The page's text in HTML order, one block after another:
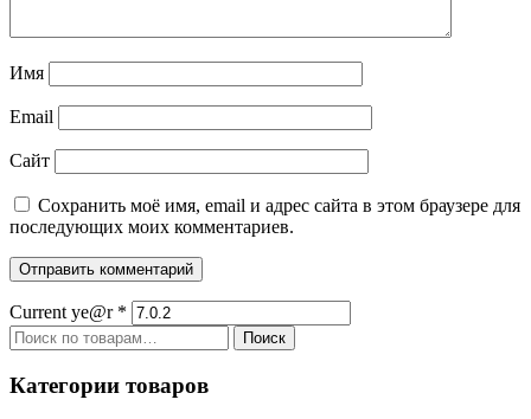
Имя
Email
Сайт
Сохранить моё имя, email и адрес сайта в этом браузере для
последующих моих комментариев.
Current ye@r *
Искать:
Поиск
Категории товаров